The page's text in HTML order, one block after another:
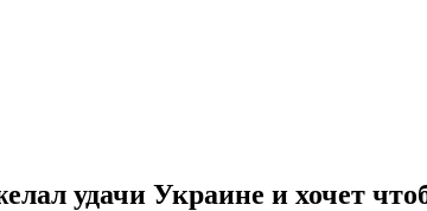
удачи Украине и хочет